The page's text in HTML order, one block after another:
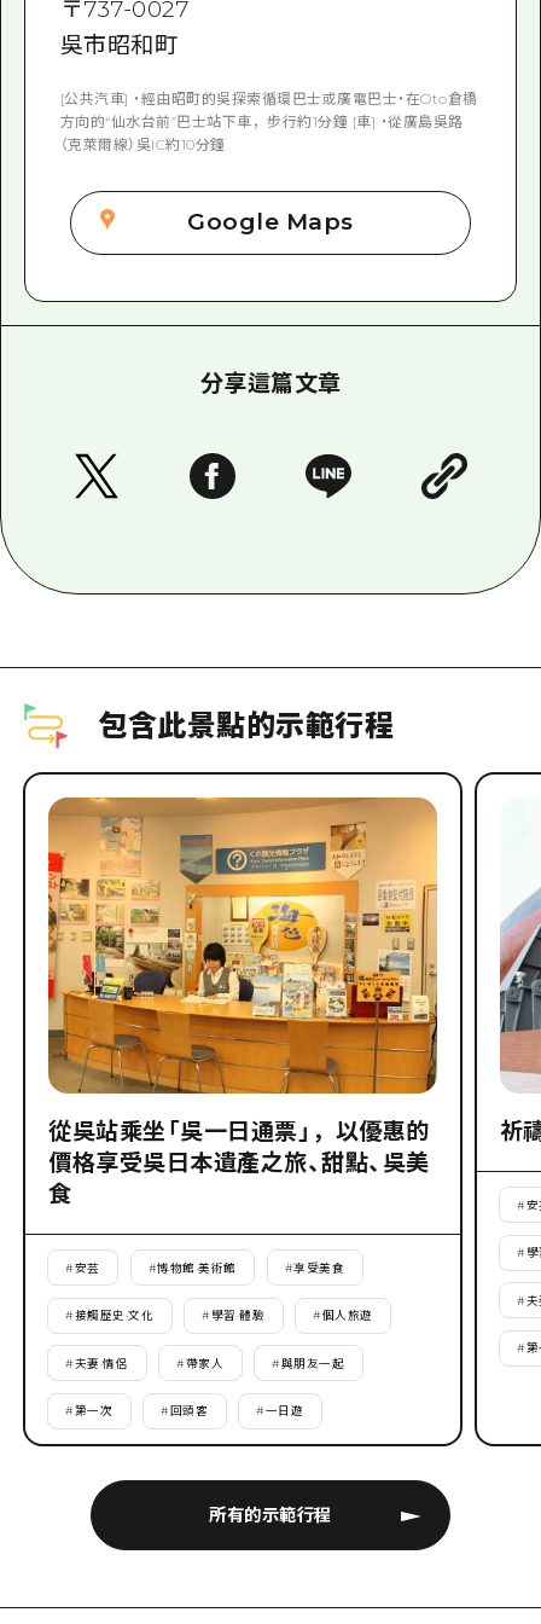
〒737-0027
吳市昭和町
[公共汽車] ・經由昭町的吳探索循環巴士或廣電巴士・在Oto倉橋
方向的“仙水台前”巴士站下車，步行約1分鐘 [車] ・從廣島吳路
（克萊爾線）吳IC約10分鐘
Google Maps
分享這篇文章
包含此景點的示範行程
所有的示範行程
從吳站乘坐「吳一日通票」，以優惠的
價格享受吳日本遺產之旅、甜點、吳美
食
#安芸 #博物館·美術館 #享受美食
#接觸歷史·文化 # 學習·體驗 #個人旅遊
#夫妻·情侶 #帶家人 #與朋友一起
#第一次 # 回頭客 #一日遊
祈
#安
# 學
#夫
#第